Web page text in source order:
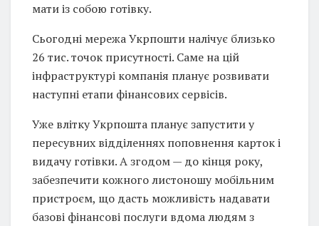
мати із собою готівку.
Сьогодні мережа Укрпошти налічує близько
26 тис. точок присутності. Саме на цій
інфраструктурі компанія планує розвивати
наступні етапи фінансових сервісів.
Уже влітку Укрпошта планує запустити у
пересувних відділеннях поповнення карток і
видачу готівки. А згодом — до кінця року,
забезпечити кожного листоношу мобільним
пристроєм, що дасть можливість надавати
базові фінансові послуги вдома людям з